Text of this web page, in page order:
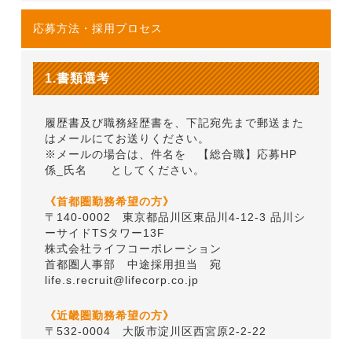
応募方法・ 採用プロセス
1.書類選考
履歴書及び職務経歴書を、下記宛先まで郵送また
はメールにてお送りください。
※メールの場合は、件名を 【総合職】応募HP
係_氏名 としてください。
《首都圏勤務希望の方》
〒140-0002 東京都品川区東品川4-12-3 品川シ
ーサイドTSタワー13F
株式会社ライフコーポレーション
首都圏人事部 中途採用担当 宛
life.s.recruit@lifecorp.co.jp
《近畿圏勤務希望の方》
〒532-0004 大阪市淀川区西宮原2-2-22